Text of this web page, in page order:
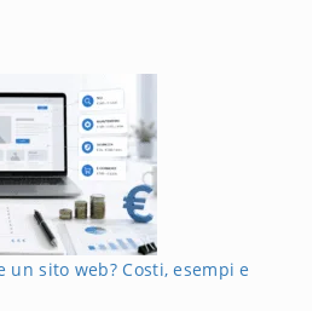
un sito web? Costi, esempi e